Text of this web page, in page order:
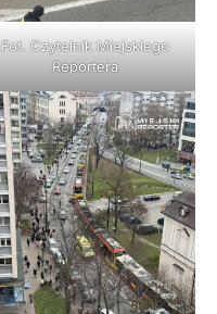
Fot. Czytelnik Miejskiego
Reportera